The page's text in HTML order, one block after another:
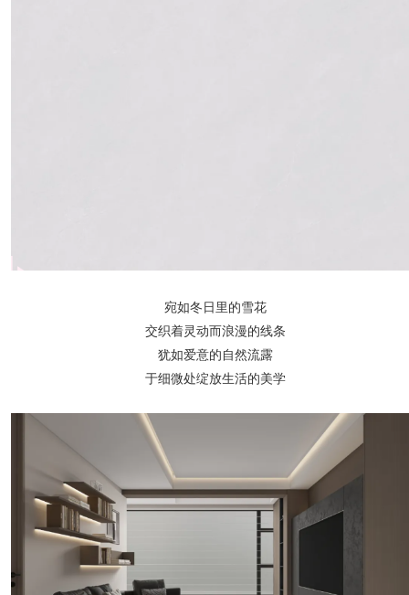
宛如冬日里的雪花
交织着灵动而浪漫的线条
犹如爱意的自然流露
于细微处绽放生活的美学